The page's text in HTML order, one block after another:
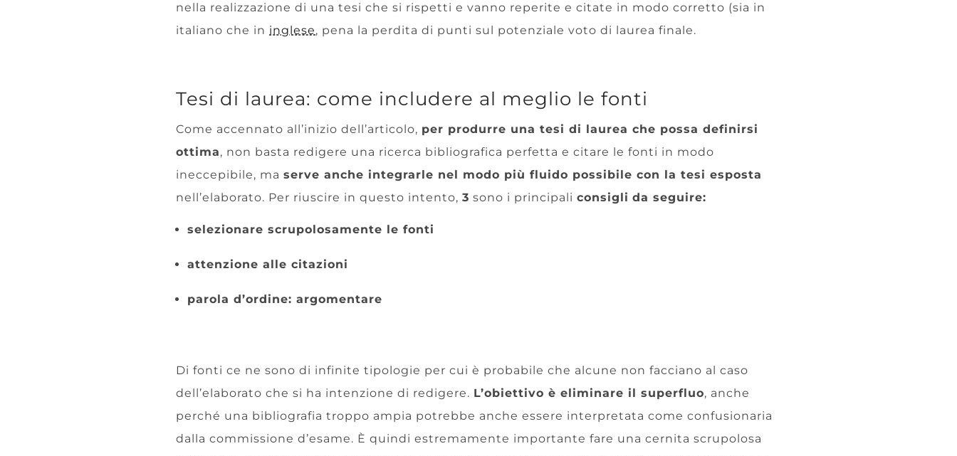
nella realizzazione di una tesi che si rispetti e vanno reperite e citate in modo corretto (sia in
italiano che in inglese, pena la perdita di punti sul potenziale voto di laurea finale.
Tesi di laurea: come includere al meglio le fonti
Come accennato all’inizio dell’articolo, per produrre una tesi di laurea che possa definirsi
ottima, non basta redigere una ricerca bibliografica perfetta e citare le fonti in modo
ineccepibile, ma serve anche integrarle nel modo più fluido possibile con la tesi esposta
nell’elaborato. Per riuscire in questo intento, 3 sono i principali consigli da seguire:
selezionare scrupolosamente le fonti
attenzione alle citazioni
parola d’ordine: argomentare
Di fonti ce ne sono di infinite tipologie per cui è probabile che alcune non facciano al caso
dell’elaborato che si ha intenzione di redigere. L’obiettivo è eliminare il superfluo, anche
perché una bibliografia troppo ampia potrebbe anche essere interpretata come confusionaria
dalla commissione d’esame. È quindi estremamente importante fare una cernita scrupolosa